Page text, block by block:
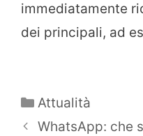
immediatamente
dei principali, ad
Categorie
Attualità
WhatsApp: che